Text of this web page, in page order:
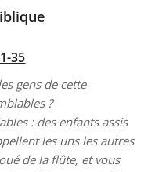
35
gens de cette
?
: des enfants assis
les uns les autres
de la flûte, et vous